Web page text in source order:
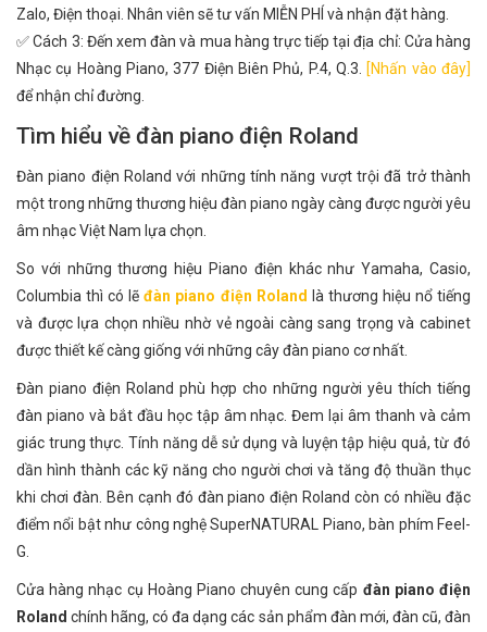
Zalo, Điện thoại. Nhân viên sẽ tư vấn MIỄN PHÍ và nhận đặt hàng.
✅ Cách 3: Đến xem đàn và mua hàng trực tiếp tại địa chỉ: Cửa hàng
Nhạc cụ Hoàng Piano, 377 Điện Biên Phủ, P.4, Q.3.
[Nhấn vào đây]
để nhận chỉ đường.
Tìm hiểu về đàn piano điện Roland
Đàn piano điện Roland với những tính năng vượt trội đã trở thành
một trong những thương hiệu đàn piano ngày càng được người yêu
âm nhạc Việt Nam lựa chọn.
So với những thương hiệu Piano điện khác như Yamaha, Casio,
Columbia thì có lẽđàn piano điện Roland
là thương hiệu nổ tiếng
và được lựa chọn nhiều nhờ vẻ ngoài càng sang trọng và cabinet
được thiết kế càng giống với những cây đàn piano cơ nhất.
Đàn piano điện Roland phù hợp cho những người yêu thích tiếng
đàn piano và bắt đầu học tập âm nhạc. Đem lại âm thanh và cảm
giác trung thực. Tính năng dễ sử dụng và luyện tập hiệu quả, từ đó
dần hình thành các kỹ năng cho người chơi và tăng độ thuần thục
khi chơi đàn. Bên cạnh đó đàn piano điện Roland còn có nhiều đặc
điểm nổi bật như công nghệ SuperNATURAL Piano, bàn phím Feel-
G.
Cửa hàng nhạc cụ Hoàng Piano chuyên cung cấp đàn piano điện
Roland chính hãng, có đa dạng các sản phẩm đàn mới, đàn cũ, đàn